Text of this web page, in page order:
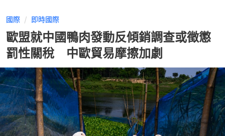
國際 即時國際
歐盟就中國鴨肉發動反傾銷調查或徵懲
罰性關稅 中歐貿易摩擦加劇